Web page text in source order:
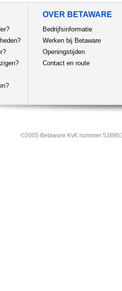
OVER BETAWARE
Bedrijfsinformatie
Werken bij Betaware
Openingstijden
Contact en route
©2005 Betaware KvK nummer